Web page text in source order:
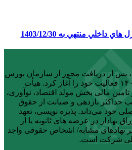
داخلي منتهي به 1403/12/30
پس از دریافت مجوز از سازمان بورس
و اوراق بهادار، از آذر ماه ۱۴۰۱ فعالیت خود را آغاز کرد. هیأت
مالی بخش مولد اقتصاد، نوآوری،
حداکثر بازدهی و صیانت از حقوق
خود می‌داند. پذیره نویسی، تعهد
بهادار در عرضه های ثانویه یا از
نهادهای مشابه/ اشخاص حقوقی واجد
شرکت است.